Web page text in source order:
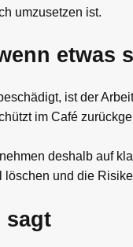
umzusetzen ist.
etwas
ist der
im Café
deshalb auf
und die
sagt